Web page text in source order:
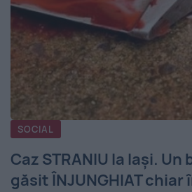
SOCIAL
Caz STRANIU la Iași.
găsit ÎNJUNGHIAT chiar